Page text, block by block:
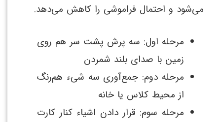
می‌شود و احتمال فراموشی را کاهش می‌دهد.
مرحله اول: سه پرش پشت سر هم روی
زمین با صدای بلند شمردن
مرحله دوم: جمع‌آوری سه شیء هم‌رنگ
از محیط کلاس یا خانه
مرحله سوم: قرار دادن اشیاء کنار کارت